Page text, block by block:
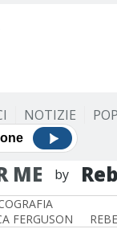
NOTIZIE POP
ME by
FERGUSON